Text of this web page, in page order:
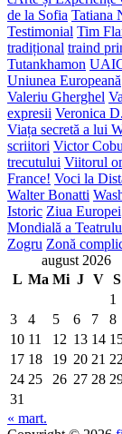
de la Sofia Tatiana
Testimonial Tim
tradițional traind
Tutankhamon
Uniunea Europeană
Valeriu Gherghel
expresii Veronica
Viața secretă a lui
scriitori Victor
trecutului Viitorul
France! Voci la
Walter Bonatti
Istoric Ziua Europei
Mondială a
Zogru Zonă
august 2026
L Ma Mi J V S
1
3
4 5 6 7 8
10 11 12 13 14
17 18 19 20 21 22
24 25 26 27 28
31
« mart.